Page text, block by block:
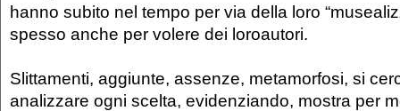
hanno subito nel tempo per via della loro
spesso anche per volere dei loroautori.
Slittamenti, aggiunte, assenze, metamorfosi, si
analizzare ogni scelta, evidenziando, mostra per